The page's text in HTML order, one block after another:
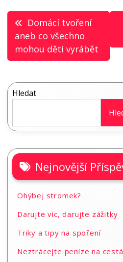
Navigace
pro
příspěvek
Domácí tvoření
aneb co všechno
mohou děti vyrábět
Hledat
Nejnovější
Ohýbej stromek?
Darujte víc, darujte zážitky
Triky a tipy na spoření
Neztrácejte peníze na